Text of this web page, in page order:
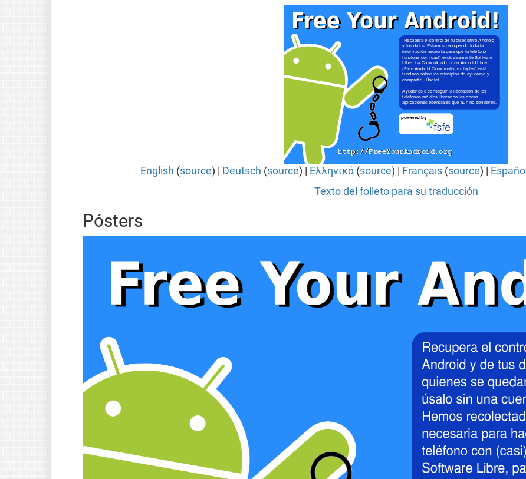
English (source) | Deutsch (source) | Ελληνικά (source) | Français (source) | Español
Texto del folleto para su traducción
Pósters